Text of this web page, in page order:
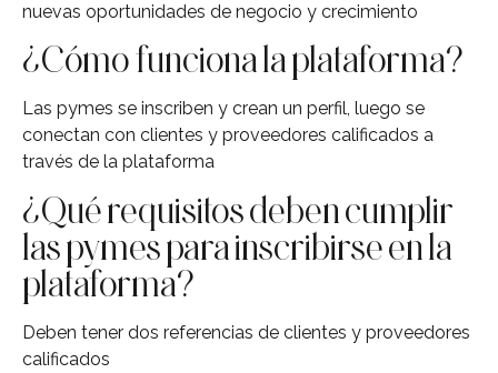
nuevas oportunidades de negocio y crecimiento
¿Cómo funciona la plataforma?
Las pymes se inscriben y crean un perfil, luego se
conectan con clientes y proveedores calificados a
través de la plataforma
¿Qué requisitos deben cumplir
las pymes para inscribirse en la
plataforma?
Deben tener dos referencias de clientes y proveedores
calificados